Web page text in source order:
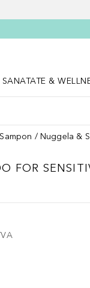
SANATATE &
Sampon Nuggela &
FOR